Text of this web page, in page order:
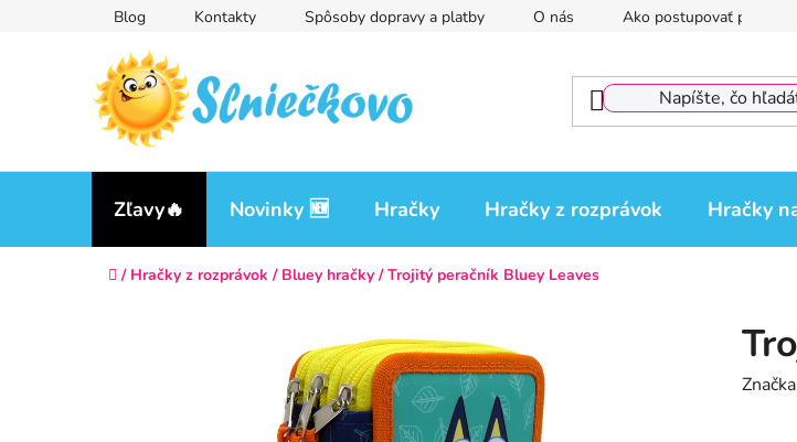
Blog Kontakty Spôsoby dopravy a platby O nás Ako postupovať pri
Zľavy🔥 Novinky 🆕 Hračky Hračky z rozprávok Hračky
Domov
/ Hračky z rozprávok / Bluey hračky / Trojitý peračník Bluey Leaves